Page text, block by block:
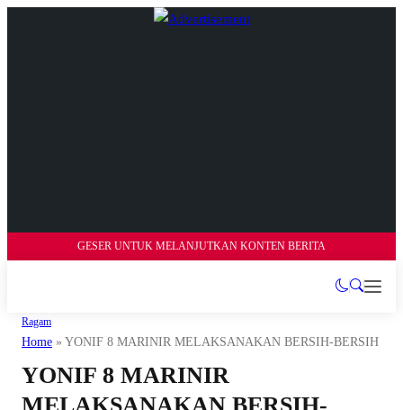
GESER UNTUK MELANJUTKAN KONTEN BERITA
Ragam
Home » YONIF 8 MARINIR MELAKSANAKAN BERSIH-BERSIH
YONIF 8 MARINIR
MELAKSANAKAN BERSIH-